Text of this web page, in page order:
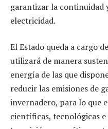
garantizar la continuidad
electricidad.
El Estado queda a cargo
utilizará de manera
energía de las que
reducir las emisiones de
invernadero, para lo que
científicas, tecnológicas